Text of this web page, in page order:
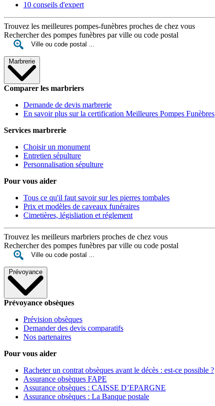
10 conseils d'expert
Trouvez les meilleures pompes-funèbres proches de chez vous
Rechercher des pompes funèbres par ville ou code postal
Marbrerie
Comparer les marbriers
Demande de devis marbrerie
En savoir plus sur la certification Meilleures Pompes Funèbres
Services marbrerie
Choisir un monument
Entretien sépulture
Personnalisation sépulture
Pour vous aider
Tous ce qu'il faut savoir sur les pierres tombales
Prix et modèles de caveaux funéraires
Cimetières, législiation et réglement
Trouvez les meilleurs marbriers proches de chez vous
Rechercher des pompes funèbres par ville ou code postal
Prévoyance
Prévoyance obsèques
Prévision obsèques
Demander des devis comparatifs
Nos partenaires
Pour vous aider
Racheter un contrat obsèques avant le décès : est-ce possible ?
Assurance obsèques FAPE
Assurance obsèques : CAISSE D’EPARGNE
Assurance obsèques : La Banque postale